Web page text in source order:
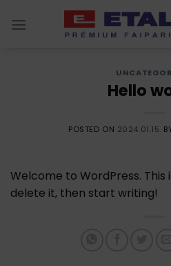
Hello
POSTED ON 2024.01.15.
Welcome to WordPress. This
delete it, then start writing!